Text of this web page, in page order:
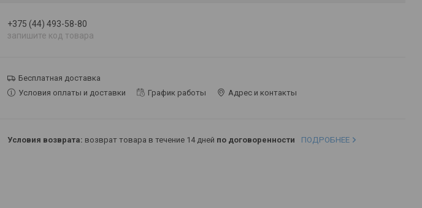
+375 (44) 493-58-80
запишите код товара
Бесплатная доставка
Условия оплаты и доставки
График работы Адрес и контакты
возврат товара в течение 14 дней по договоренности ПОДРОБНЕЕ